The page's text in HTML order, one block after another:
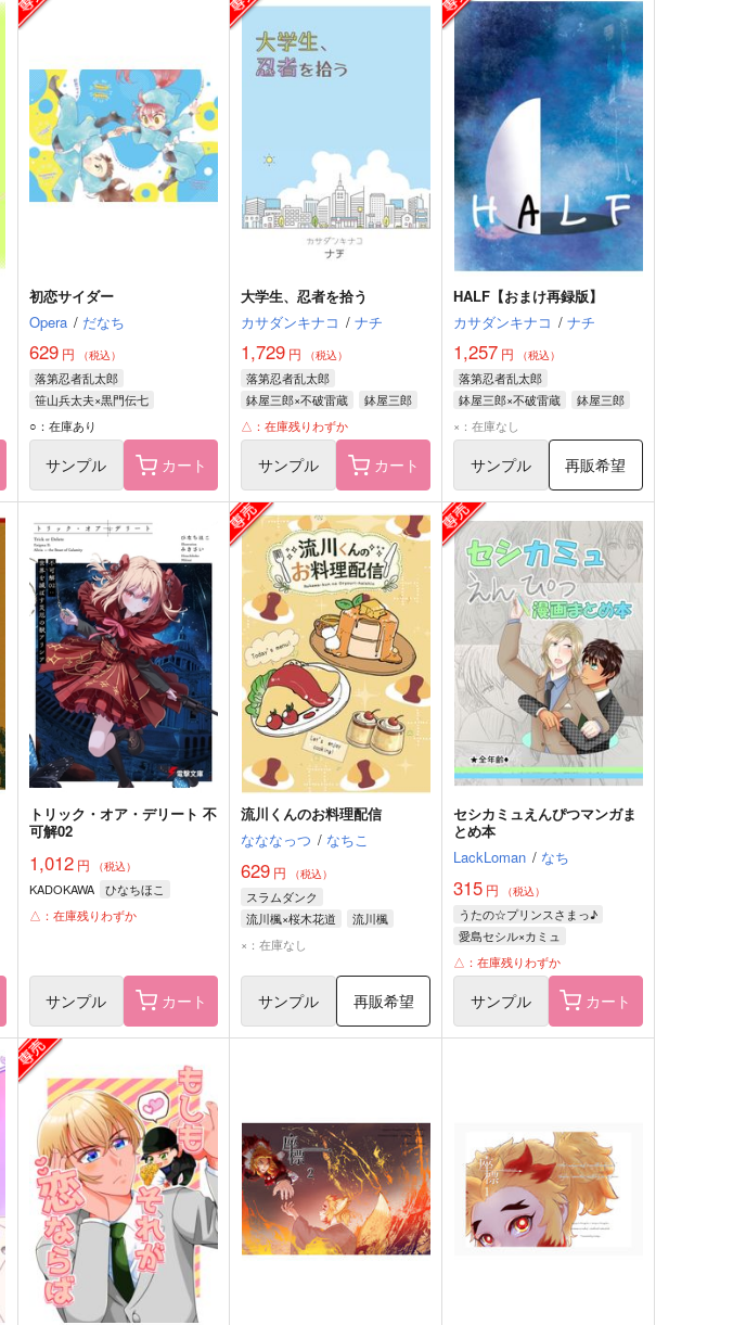
初恋サイダー
Opera / だなち
629円 （税込）
落第忍者乱太郎
笹山兵太夫×黒門伝七
笹山兵太夫
○：在庫あり
サンプル カート
大学生、忍者を拾う
カサダンキナコ / ナチ
1,729 円 （税込）
落第忍者乱太郎
鉢屋三郎×不破雷蔵
鉢屋三郎
不破雷蔵
竹谷八左ヱ門
△：在庫残りわずか
サンプル カート
HALF【おまけ再録版】
カサダンキナコ / ナチ
1,257 円 （税込）
落第忍者乱太郎
鉢屋三郎×不破雷蔵
鉢屋三郎
不破雷蔵
×：在庫なし
サンプル 再販希望
トリック・オア・デリート 不
可解02
1,012円 （税込）
KADOKAWA
ひなちほこ
△：在庫残りわずか
サンプル カート
流川くんのお料理配信
なななっつ / なちこ
629 円 （税込）
スラムダンク
流川楓×桜木花道
流川楓
桜木花道
×：在庫なし
サンプル 再販希望
セシカミュえんぴつマンガま
とめ本
LackLoman / なち
315 円 （税込）
うたの☆プリンスさまっ♪
愛島セシル×カミュ
愛島セシル
カミュ
△：在庫残りわずか
サンプル カート